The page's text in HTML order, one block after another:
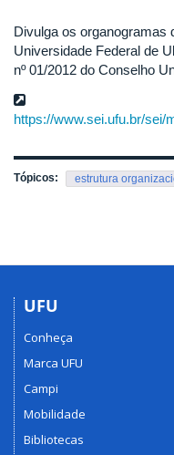
Divulga os organogramas
Universidade Federal de
nº 01/2012 do Conselho
https://www.sei.ufu.br/sei/
Tópicos: estrutura
UFU
Conheça
Marca UFU
Campi
Mobilidade
Bibliotecas